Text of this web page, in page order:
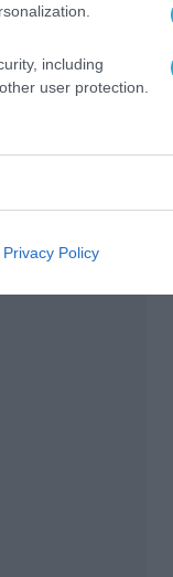
including
user protection.
Privacy Policy